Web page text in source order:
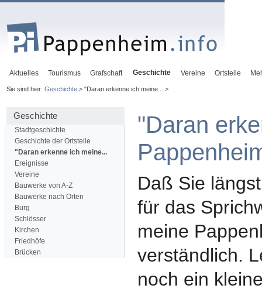
Aktuelles Tourismus Grafschaft Geschichte Vereine Ortsteile
Sie sind hier: Geschichte> "Daran erkenne ich meine... >
Geschichte
Stadtgeschichte
Geschichte der Ortsteile
"Daran erkenne ich meine...
Ereignisse
Vereine
Bauwerke von A-Z
Bauwerke nach Orten
Burg
Schlösser
Kirchen
Friedhöfe
Brücken
"Daran
Daß Sie
für das
meine
verständlich.
noch ein